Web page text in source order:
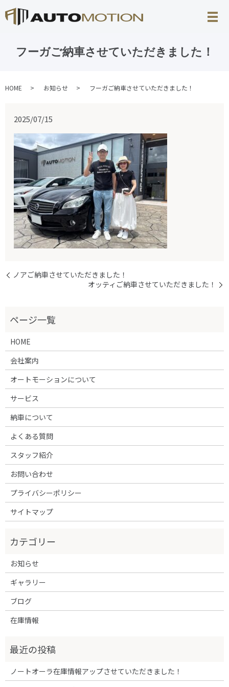
フーガご納車させていただきました！
HOME お知らせ フーガご納車させていただきました！
2025/07/15
ノアご納車させていただきました！
オッティご納車させていただきました！
HOME
会社案内
オートモーションについて
サービス
納車について
よくある質問
スタッフ紹介
お問い合わせ
プライバシーポリシー
サイトマップ
お知らせ
ギャラリー
ブログ
在庫情報
ノートオーラ在庫情報アップさせていただきました！